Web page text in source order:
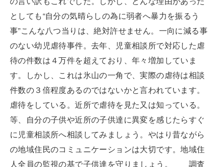
としても“自分の気晴らしの為に弱者へ暴力を振るう
事”こんな八つ当りは、絶対許せません。一向に減る事
のない幼児虐待事件。去年、児童相談所で対応した虐
待の件数は４万件を超えており、年々増加していま
す。しかし、これは氷山の一角で、実際の虐待は相談
件数の３倍程度あるのではないかと言われています。
虐待をしている。近所で虐待を見た又は知っている。
等、自分の子供や近所の子供達に異変を感じたらすぐ
に児童相談所へ相談してみましょう。やはり昔ながら
の地域住民のコミュニケーションは大切です。地域住
人全員の監視の基で子供達を守りましょう。 調査